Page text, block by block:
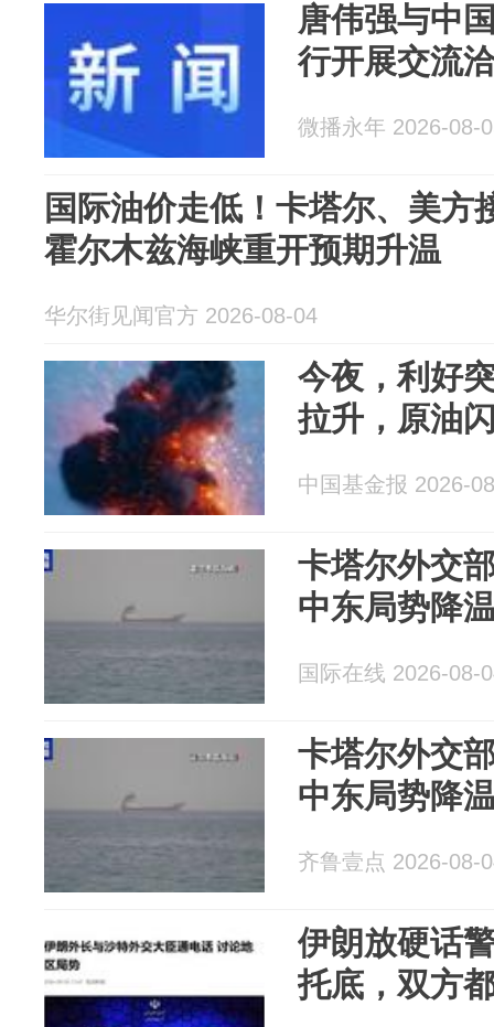
唐伟强与中
行开展交流
微播永年 2026-08-
国际油价走低！卡塔尔、美方
霍尔木兹海峡重开预期升温
华尔街见闻官方 2026-08-04
今夜，利好
拉升，原油
中国基金报 2026-
卡塔尔外交
中东局势降
国际在线 2026-08-
卡塔尔外交
中东局势降
齐鲁壹点 2026-08-
伊朗放硬话
托底，双方